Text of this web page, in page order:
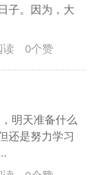
子。因为，大
读 0个赞
明天准备什么
还是努力学习